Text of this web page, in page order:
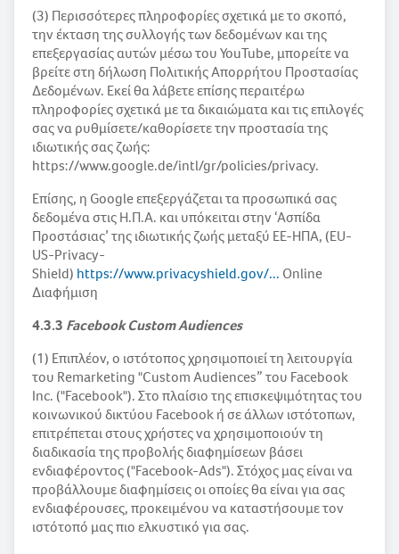
(3) Περισσότερες πληροφορίες σχετικά με το σκοπό,
την έκταση της συλλογής των δεδομένων και της
επεξεργασίας αυτών μέσω του YouTube, μπορείτε να
βρείτε στη δήλωση Πολιτικής Απορρήτου Προστασίας
Δεδομένων. Εκεί θα λάβετε επίσης περαιτέρω
πληροφορίες σχετικά με τα δικαιώματα και τις επιλογές
σας να ρυθμίσετε/καθορίσετε την προστασία της
ιδιωτικής σας ζωής:
https://www.google.de/intl/gr/policies/privacy.
Επίσης, η Google επεξεργάζεται τα προσωπικά σας
δεδομένα στις Η.Π.Α. και υπόκειται στην ‘Ασπίδα
Προστάσιας’ της ιδιωτικής ζωής μεταξύ ΕΕ-ΗΠΑ, (EU-
US-Privacy-
Shield) https://www.privacyshield.gov/... Online
Διαφήμιση
4.3.3 Facebook Custom Audiences
(1) Επιπλέον, ο ιστότοπος χρησιμοποιεί τη λειτουργία
του Remarketing "Custom Audiences” του Facebook
Inc. ("Facebook"). Στο πλαίσιο της επισκεψιμότητας του
κοινωνικού δικτύου Facebook ή σε άλλων ιστότοπων,
επιτρέπεται στους χρήστες να χρησιμοποιούν τη
διαδικασία της προβολής διαφημίσεων βάσει
ενδιαφέροντος ("Facebook-Ads"). Στόχος μας είναι να
προβάλλουμε διαφημίσεις οι οποίες θα είναι για σας
ενδιαφέρουσες, προκειμένου να καταστήσουμε τον
ιστότοπό μας πιο ελκυστικό για σας.